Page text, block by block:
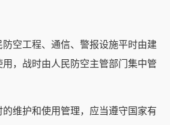
防空工程、通信、警报设施平时由建
，战时由人民防空主管部门集中管
的维护和使用管理，应当遵守国家有